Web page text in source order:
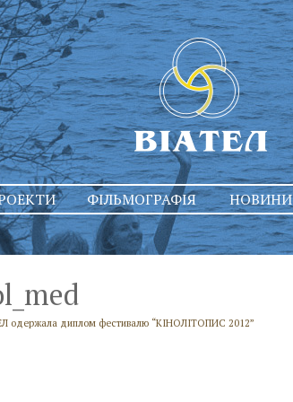
ФІЛЬМОГРАФІЯ НОВИНИ
одержала диплом фестивалю “КІНОЛІТОПИС 2012”